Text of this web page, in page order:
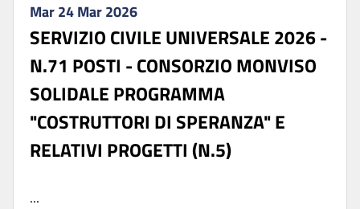
Mar 24 Mar 2026
SERVIZIO CIVILE UNIVERSALE 2026 -
N.71 POSTI - CONSORZIO MONVISO
SOLIDALE PROGRAMMA
"COSTRUTTORI DI SPERANZA" E
RELATIVI PROGETTI (N.5)
...